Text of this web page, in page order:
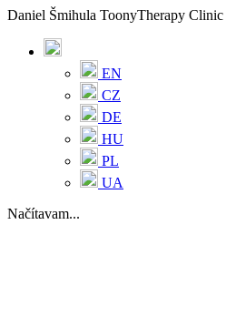
Daniel Šmihula ToonyTherapy Clinic
EN
CZ
DE
HU
PL
UA
Načítavam...